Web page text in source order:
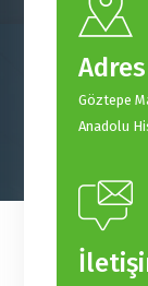
Adres
Göztepe
Anadolu